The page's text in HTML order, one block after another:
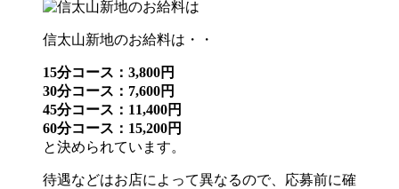
信太山新地のお給料は・・
15分コース：3,800円
30分コース：7,600円
45分コース：11,400円
60分コース：15,200円
と決められています。
待遇などはお店によって異なるので、応募前に確